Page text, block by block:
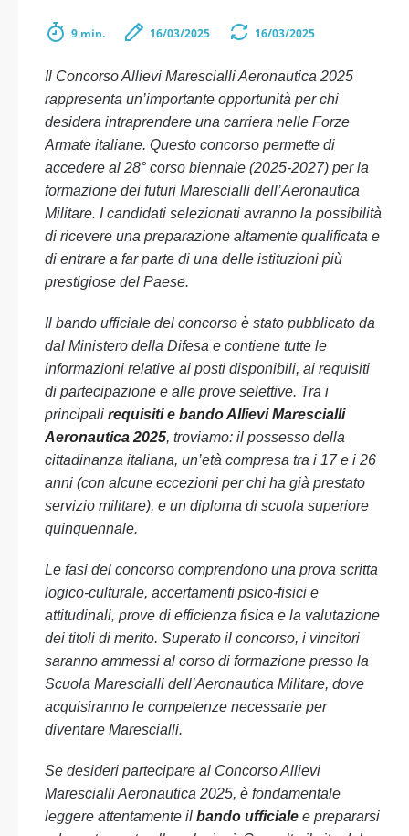
9 min. 16/03/2025 16/03/2025
Il Concorso Allievi Marescialli Aeronautica 2025
rappresenta un’importante opportunità per chi
desidera intraprendere una carriera nelle Forze
Armate italiane. Questo concorso permette di
accedere al 28° corso biennale (2025-2027) per la
formazione dei futuri Marescialli dell’Aeronautica
Militare. I candidati selezionati avranno la possibilità
di ricevere una preparazione altamente qualificata e
di entrare a far parte di una delle istituzioni più
prestigiose del Paese.
Il bando ufficiale del concorso è stato pubblicato da
dal Ministero della Difesa e contiene tutte le
informazioni relative ai posti disponibili, ai requisiti
di partecipazione e alle prove selettive. Tra i
principali requisiti e bando Allievi Marescialli
Aeronautica 2025, troviamo: il possesso della
cittadinanza italiana, un’età compresa tra i 17 e i 26
anni (con alcune eccezioni per chi ha già prestato
servizio militare), e un diploma di scuola superiore
quinquennale.
Le fasi del concorso comprendono una prova scritta
logico-culturale, accertamenti psico-fisici e
attitudinali, prove di efficienza fisica e la valutazione
dei titoli di merito. Superato il concorso, i vincitori
saranno ammessi al corso di formazione presso la
Scuola Marescialli dell’Aeronautica Militare, dove
acquisiranno le competenze necessarie per
diventare Marescialli.
Se desideri partecipare al Concorso Allievi
Marescialli Aeronautica 2025, è fondamentale
leggere attentamente il bando ufficiale e prepararsi